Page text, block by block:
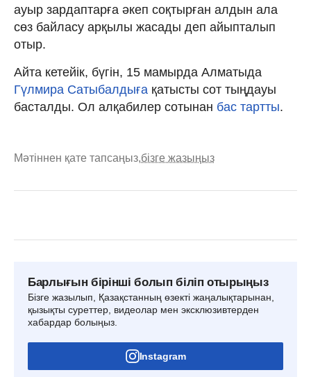
ауыр зардаптарға әкеп соқтырған алдын ала
сөз байласу арқылы жасады деп айыпталып
отыр.
Айта кетейік, бүгін, 15 мамырда Алматыда
Гүлмира Сатыбалдыға қатысты сот тыңдауы
басталды. Ол алқабилер сотынан бас тартты.
Мәтіннен қате тапсаңыз,бізге жазыңыз
Барлығын бірінші болып біліп отырыңыз
Бізге жазылып, Қазақстанның өзекті жаңалықтарынан,
қызықты суреттер, видеолар мен эксклюзивтерден
хабардар болыңыз.
Instagram